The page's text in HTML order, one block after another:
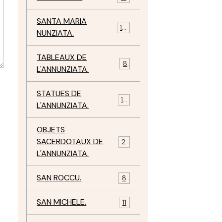
SANTA MARIA
NUNZIATA.
10
TABLEAUX DE
L'ANNUNZIATA.
8
STATUES DE
L'ANNUNZIATA.
15
OBJETS
SACERDOTAUX DE
L'ANNUNZIATA.
24
SAN ROCCU. 8
SAN MICHELE. 11